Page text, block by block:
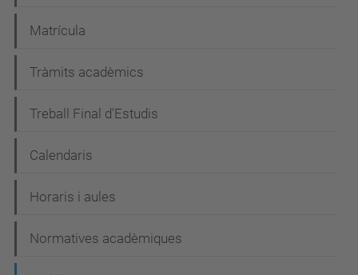
i
ó
Matrícula
Tràmits acadèmics
Treball Final d'Estudis
Calendaris
Horaris i aules
Normatives acadèmiques